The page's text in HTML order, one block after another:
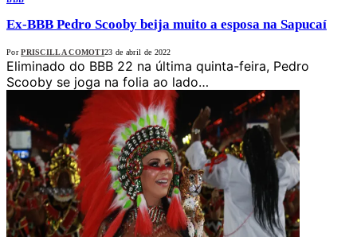
Ex-BBB Pedro Scooby beija muito a esposa na Sapucaí
Por PRISCILLA COMOTI23 de abril de 2022
Eliminado do BBB 22 na última quinta-feira, Pedro
Scooby se joga na folia ao lado…